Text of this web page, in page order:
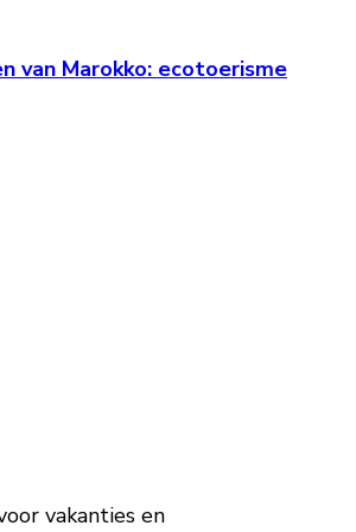
van Marokko: ecotoerisme
vakanties en